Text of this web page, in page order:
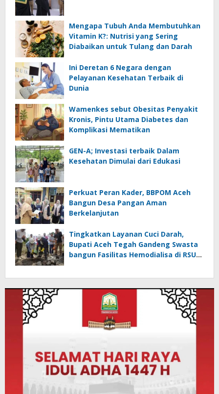
Mengapa Tubuh Anda Membutuhkan
Vitamin K?: Nutrisi yang Sering
Diabaikan untuk Tulang dan Darah
Ini Deretan 6 Negara dengan
Pelayanan Kesehatan Terbaik di
Dunia
Wamenkes sebut Obesitas Penyakit
Kronis, Pintu Utama Diabetes dan
Komplikasi Mematikan
GEN-A; Investasi terbaik Dalam
Kesehatan Dimulai dari Edukasi
Perkuat Peran Kader, BBPOM Aceh
Bangun Desa Pangan Aman
Berkelanjutan
Tingkatkan Layanan Cuci Darah,
Bupati Aceh Tegah Gandeng Swasta
bangun Fasilitas Hemodialisa di RSUD